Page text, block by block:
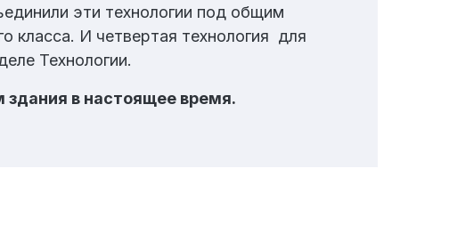
эти технологии под общим
класса. И четвертая технология для
Технологии.
в настоящее время.